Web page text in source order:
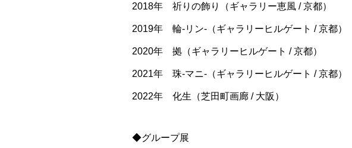
2018年 祈りの飾り（ギャラリー恵風 / 京都）
2019年 輪-リン-（ギャラリーヒルゲート / 京都）
2020年 拠（ギャラリーヒルゲート / 京都）
2021年 珠-マニ-（ギャラリーヒルゲート / 京都）
2022年 化生（芝田町画廊 / 大阪）
◆グループ展